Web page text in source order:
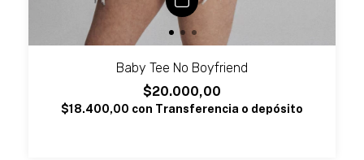
Baby Tee No Boyfriend
$20.000,00
$18.400,00 con Transferencia o depósito